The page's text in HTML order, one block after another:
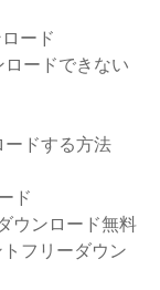
ード
ードできない
ードする方法
ド
ウンロード無料
フリーダウン